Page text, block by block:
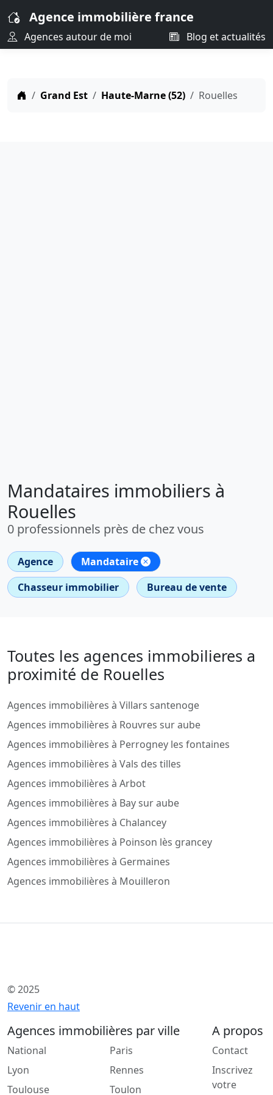
Agence immobilière france
Agences autour de moi Blog et actualités
Grand Est Haute-Marne (52) Rouelles
Mandataires immobiliers à
Rouelles
0 professionnels près de chez vous
Agence
Mandataire
Chasseur immobilier
Bureau de vente
Toutes les agences immobilieres a
proximité de Rouelles
Agences immobilières à Villars santenoge
Agences immobilières à Rouvres sur aube
Agences immobilières à Perrogney les fontaines
Agences immobilières à Vals des tilles
Agences immobilières à Arbot
Agences immobilières à Bay sur aube
Agences immobilières à Chalancey
Agences immobilières à Poinson lès grancey
Agences immobilières à Germaines
Agences immobilières à Mouilleron
© 2025
Revenir en haut
Agences immobilières par ville
National
Lyon
Toulouse
Paris
Rennes
Toulon
A propos
Contact
Inscrivez
votre